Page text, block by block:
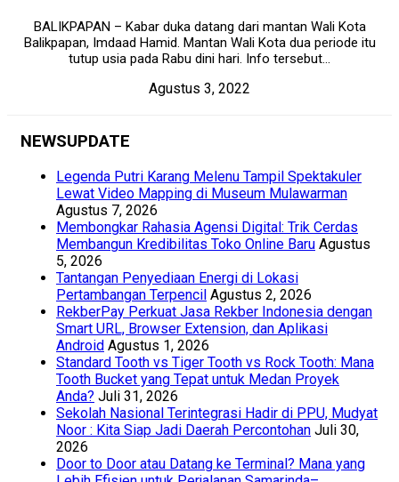
BALIKPAPAN – Kabar duka datang dari mantan Wali Kota
Balikpapan, Imdaad Hamid. Mantan Wali Kota dua periode itu
tutup usia pada Rabu dini hari. Info tersebut...
Agustus 3, 2022
NEWSUPDATE
Legenda Putri Karang Melenu Tampil Spektakuler
Lewat Video Mapping di Museum Mulawarman
Agustus 7, 2026
Membongkar Rahasia Agensi Digital: Trik Cerdas
Membangun Kredibilitas Toko Online Baru Agustus
5, 2026
Tantangan Penyediaan Energi di Lokasi
Pertambangan Terpencil Agustus 2, 2026
RekberPay Perkuat Jasa Rekber Indonesia dengan
Smart URL, Browser Extension, dan Aplikasi
Android Agustus 1, 2026
Standard Tooth vs Tiger Tooth vs Rock Tooth: Mana
Tooth Bucket yang Tepat untuk Medan Proyek
Anda? Juli 31, 2026
Sekolah Nasional Terintegrasi Hadir di PPU, Mudyat
Noor : Kita Siap Jadi Daerah Percontohan Juli 30,
2026
Door to Door atau Datang ke Terminal? Mana yang